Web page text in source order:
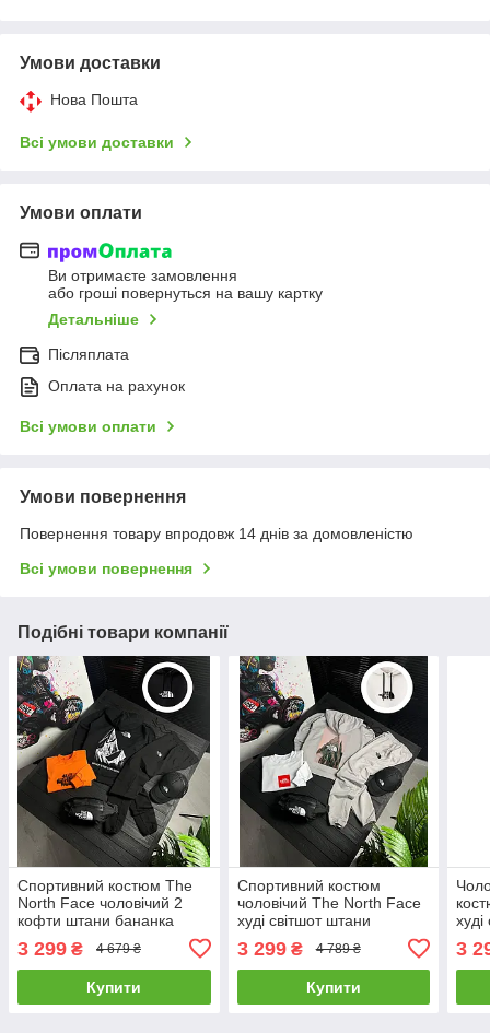
Умови доставки
Нова Пошта
Всі умови доставки
Умови оплати
Ви отримаєте замовлення
або гроші повернуться на вашу картку
Детальніше
Післяплата
Оплата на рахунок
Всі умови оплати
Умови повернення
Повернення товару впродовж 14 днів за домовленістю
Всі умови повернення
Подібні товари компанії
Спортивний костюм The
North Face чоловічий 2
кофти штани бананка
кепка весняний осінній tnf
чорний
3 299 ₴ 4 679 ₴
Купити
Спортивний костюм
чоловічий The North Face
худі світшот штани
3 299₴ 4 789 ₴
Купити
3